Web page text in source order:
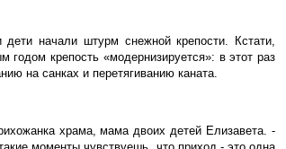
начали штурм снежной крепости. Кстати,
крепость «модернизируется»: в этот раз
на санках и перетягиванию каната.
храма, мама двоих детей Елизавета. -